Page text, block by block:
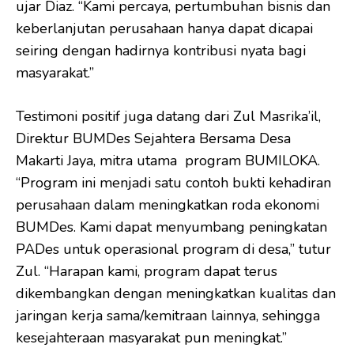
ujar Diaz. “Kami percaya, pertumbuhan bisnis dan
keberlanjutan perusahaan hanya dapat dicapai
seiring dengan hadirnya kontribusi nyata bagi
masyarakat.”
Testimoni positif juga datang dari Zul Masrika’il,
Direktur BUMDes Sejahtera Bersama Desa
Makarti Jaya, mitra utama program BUMILOKA.
“Program ini menjadi satu contoh bukti kehadiran
perusahaan dalam meningkatkan roda ekonomi
BUMDes. Kami dapat menyumbang peningkatan
PADes untuk operasional program di desa,” tutur
Zul. “Harapan kami, program dapat terus
dikembangkan dengan meningkatkan kualitas dan
jaringan kerja sama/kemitraan lainnya, sehingga
kesejahteraan masyarakat pun meningkat.”